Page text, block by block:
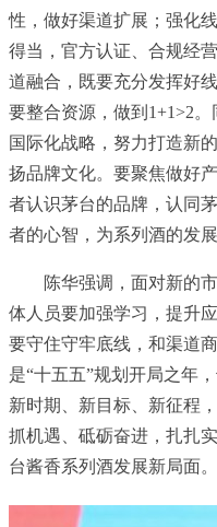
性，做好渠道扩展；强化
得当，官方认证、合规经
道融合，既要充分发挥好
要整合资源，做到1+1>2
国际化战略，努力打造新
扬品牌文化。要聚焦做好
者认识茅台的品牌，认同
者的心智，为系列酒的发展
陈华强调，面对新的
体人员要加强学习 ，提升
要守住守牢底线，和渠道
是“十五五”规划开局之年
新时期、新目标、新征程
抓机遇、砥砺奋进，扎扎
台酱香系列酒发展新局面。